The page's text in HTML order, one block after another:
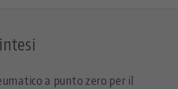
a punto zero per il